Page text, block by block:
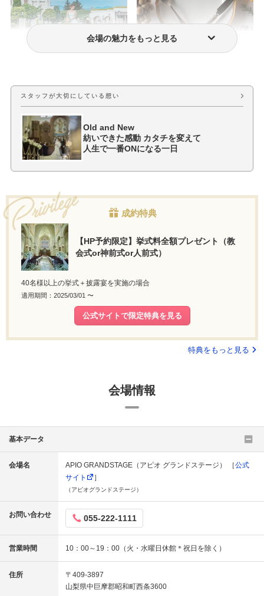
会場の魅力をもっと見る
スタッフが大切にしている想い
Old and New
紡いできた感動 カタチを変えて
人生で一番ONになる一日
成約特典
【HP予約限定】挙式料全額プレゼント（教
会式or神前式or人前式）
40名様以上の挙式＋披露宴を実施の場合
適用期間：2025/03/01 〜
公式サイトで限定特典を見る
特典をもっと見る
会場情報
基本データ
会場名 APIO GRANDSTAGE（アピオ グランドステージ） ［公式
サイト
］
（アピオグランドステージ）
お問い合わせ 055-222-1111
営業時間 10：00～19：00（火・水曜日休館＊祝日を除く）
住所
〒409-3897
山梨県中巨摩郡昭和町西条3600